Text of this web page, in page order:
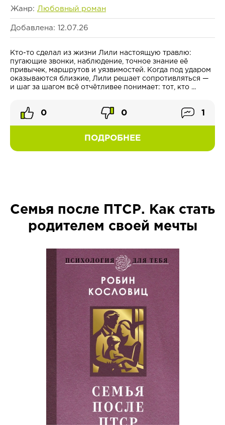
Жанр: Любовный роман
Добавлена: 12.07.26
Кто-то сделал из жизни Лили настоящую травлю:
пугающие звонки, наблюдение, точное знание её
привычек, маршрутов и уязвимостей. Когда под ударом
оказываются близкие, Лили решает сопротивляться —
и шаг за шагом всё отчётливее понимает: тот, кто ...
ПОДРОБНЕЕ
0 0 1
Семья после ПТСР. Как стать
родителем своей мечты